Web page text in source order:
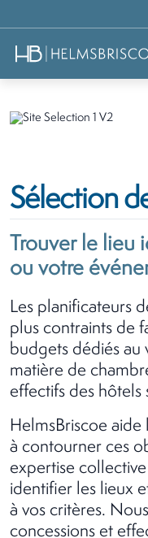
Sélection
Trouver le lieu
ou votre
Les planificateurs
plus contraints de
budgets dédiés au
matière de
effectifs des hôtels
HelmsBriscoe
à contourner ces
expertise
identifier les lieux
à vos critères.
concessions et